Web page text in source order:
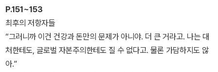
증오. 분명 영국에 살고 있는 이민자들은 요즘 이런 것에 과민해졌다.
그것만으로도 브렉시트 찬반 투표는 결코 해서는 안 되는 유해한 것
이었다. 영국 사람들의 속마음이 드러나는 바람에 우리 이민자들은
투표 이전처럼 그들을 믿어줄 수 없게 되었다.
P.151~153
최후의 저항자들
“그러니까 이건 건강과 돈만의 문제가 아니야. 더 큰 거라고. 나는 대
처한테도, 글로벌 자본주의한테도 질 수 없다고. 물론 가담하지도 않
아.”